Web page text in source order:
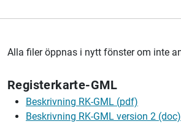
Alla filer öppnas i nytt fönster om inte
Registerkarte-GML
Beskrivning RK-GML (pdf)
Beskrivning RK-GML version 2 (doc)